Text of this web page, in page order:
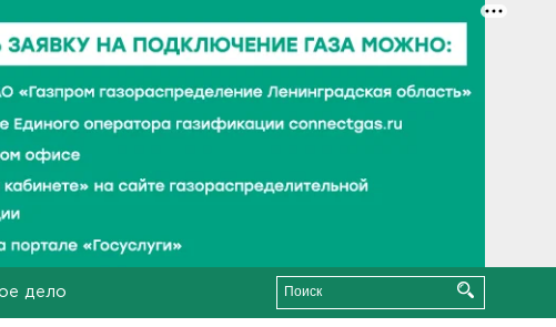
дело